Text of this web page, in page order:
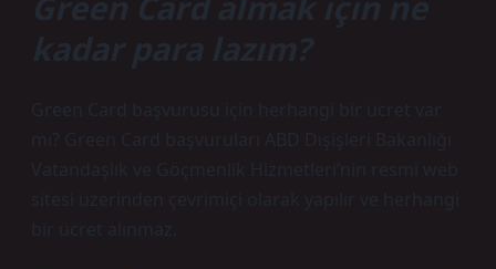
kadar para lazım?
Green Card başvurusu için herhangi bir ücret var
mı? Green Card başvuruları ABD Dışişleri Bakanlığı
Vatandaşlık ve Göçmenlik Hizmetleri’nin resmi web
sitesi üzerinden çevrimiçi olarak yapılır ve herhangi
bir ücret alınmaz.